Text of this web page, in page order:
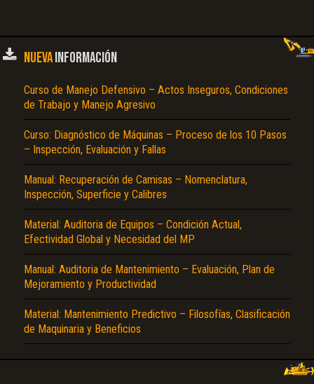
NUEVAINFORMACIÓN
Curso de Manejo Defensivo – Actos Inseguros, Condiciones
de Trabajo y Manejo Agresivo
Curso: Diagnóstico de Máquinas – Proceso de los 10 Pasos
– Inspección, Evaluación y Fallas
Manual: Recuperación de Camisas – Nomenclatura,
Inspección, Superficie y Calibres
Material: Auditoria de Equipos – Condición Actual,
Efectividad Global y Necesidad del MP
Manual: Auditoria de Mantenimiento – Evaluación, Plan de
Mejoramiento y Productividad
Material: Mantenimiento Predictivo – Filosofías, Clasificación
de Maquinaria y Beneficios